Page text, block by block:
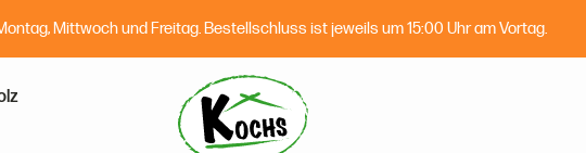
Mittwoch und Freitag. Bestellschluss ist jeweils um 15:00 Uhr am Vortag.